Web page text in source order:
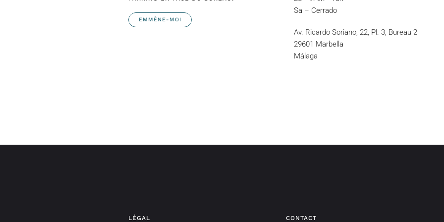
EMMÈNE-MOI
Sa – Cerrado
Av. Ricardo Soriano, 22, Pl. 3, Bureau 2
29601 Marbella
Málaga
LÉGAL CONTACT